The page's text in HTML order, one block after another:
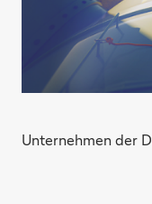
Unternehmen der